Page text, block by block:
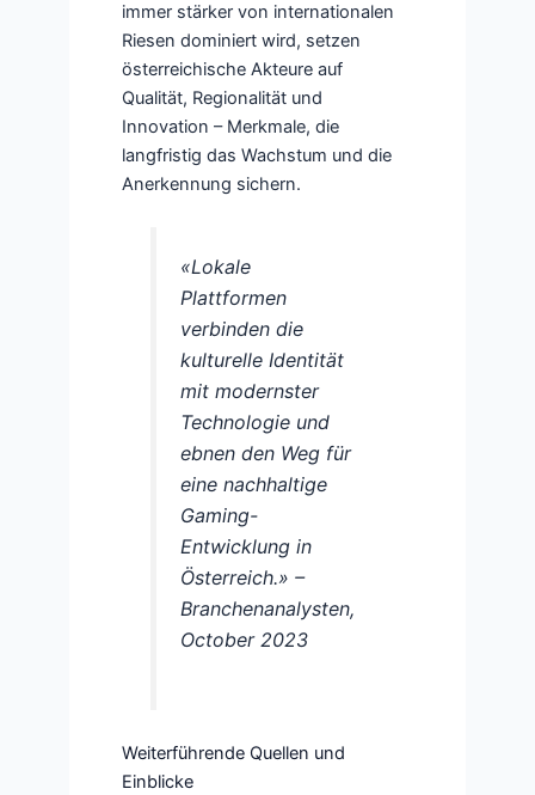
immer stärker von internationalen
Riesen dominiert wird, setzen
österreichische Akteure auf
Qualität, Regionalität und
Innovation – Merkmale, die
langfristig das Wachstum und die
Anerkennung sichern.
«Lokale
Plattformen
verbinden die
kulturelle Identität
mit modernster
Technologie und
ebnen den Weg für
eine nachhaltige
Gaming-
Entwicklung in
Österreich.» –
Branchenanalysten,
October 2023
Weiterführende Quellen und
Einblicke